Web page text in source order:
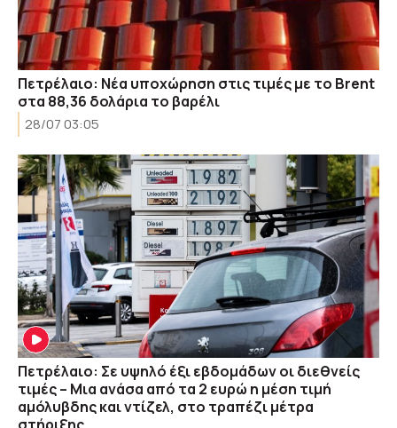
Πετρέλαιο: Νέα υποχώρηση στις τιμές με το Brent
στα 88,36 δολάρια το βαρέλι
28/07 03:05
Πετρέλαιο: Σε υψηλό έξι εβδομάδων οι διεθνείς
τιμές – Μια ανάσα από τα 2 ευρώ η μέση τιμή
αμόλυβδης και ντίζελ, στο τραπέζι μέτρα